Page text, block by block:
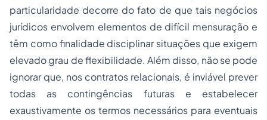
particularidade decorre do fato de que tais negócios
jurídicos envolvem elementos de difícil mensuração e
têm como finalidade disciplinar situações que exigem
elevado grau de flexibilidade. Além disso, não se pode
ignorar que, nos contratos relacionais, é inviável prever
todas as contingências futuras e estabelecer
exaustivamente os termos necessários para eventuais